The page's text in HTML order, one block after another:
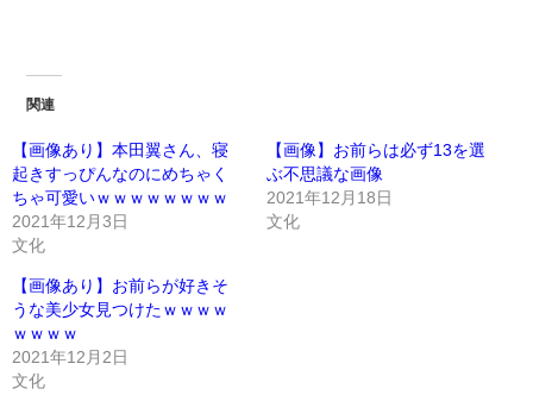
関連
【画像あり】本田翼さん、寝
起きすっぴんなのにめちゃく
ちゃ可愛いｗｗｗｗｗｗｗｗ
2021年12月3日
文化
【画像】お前らは必ず13を選
ぶ不思議な画像
2021年12月18日
文化
【画像あり】お前らが好きそ
うな美少女見つけたｗｗｗｗ
ｗｗｗｗ
2021年12月2日
文化